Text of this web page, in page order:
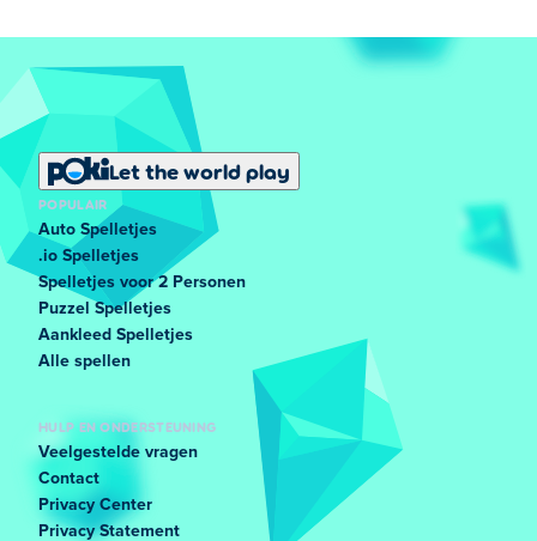
Let the world play
POPULAIR
Auto Spelletjes
.io Spelletjes
Spelletjes voor 2 Personen
Puzzel Spelletjes
Aankleed Spelletjes
Alle spellen
HULP EN ONDERSTEUNING
Veelgestelde vragen
Contact
Privacy Center
Privacy Statement